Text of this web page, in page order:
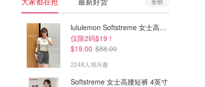
lululemon Softstreme 女士高腰短裤 10cm
仅限2码$19！
$19.00 $88.00
2248人感兴趣
Softstreme 女士高腰短裤 4英寸